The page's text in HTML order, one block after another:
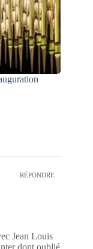
RÉPONDRE
Jean Louis
dont oublié